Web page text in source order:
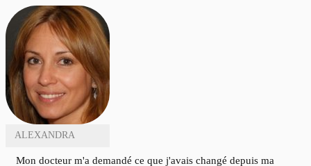
ALEXANDRA
Mon docteur m'a demandé ce que j'avais changé depuis ma